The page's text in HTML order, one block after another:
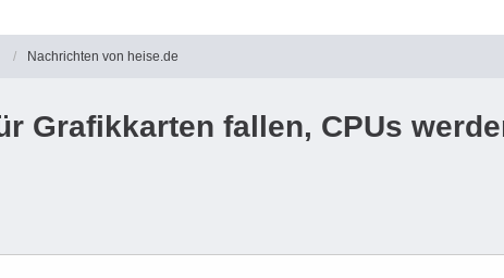
Nachrichten von heise.de
Grafikkarten fallen, CPUs